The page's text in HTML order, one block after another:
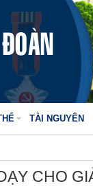
TÀI NGUYÊN
CHO